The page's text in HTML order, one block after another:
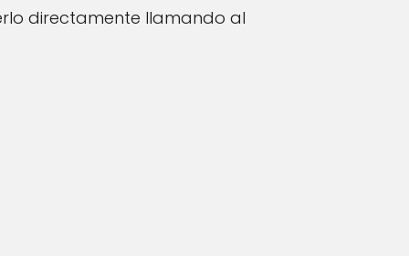
directamente llamando al